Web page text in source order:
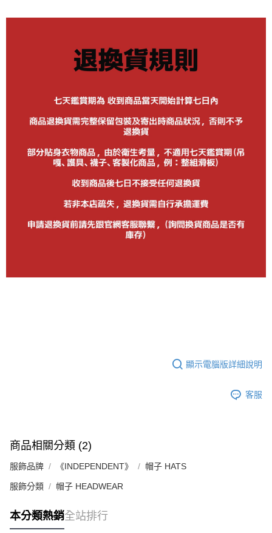
顯示電腦版詳細說明
客服
商品相關分類 (2)
服飾品牌 《INDEPENDENT》 帽子 HATS
服飾分類 帽子 HEADWEAR
本分類熱銷全站排行